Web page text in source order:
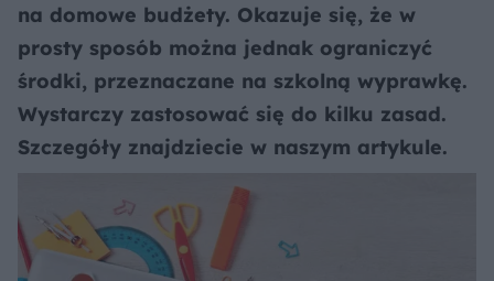
na domowe budżety. Okazuje się, że w
prosty sposób można jednak ograniczyć
środki, przeznaczane na szkolną wyprawkę.
Wystarczy zastosować się do kilku zasad.
Szczegóły znajdziecie w naszym artykule.